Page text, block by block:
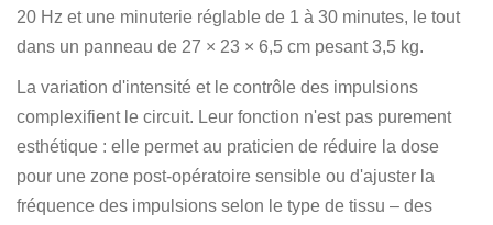
20 Hz et une minuterie réglable de 1 à 30 minutes, le tout
dans un panneau de 27 × 23 × 6,5 cm pesant 3,5 kg.
La variation d'intensité et le contrôle des impulsions
complexifient le circuit. Leur fonction n'est pas purement
esthétique : elle permet au praticien de réduire la dose
pour une zone post-opératoire sensible ou d'ajuster la
fréquence des impulsions selon le type de tissu – des